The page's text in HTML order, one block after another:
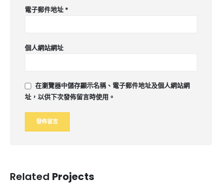
電子郵件地址 *
個人網站網址
在瀏覽器中儲存顯示名稱、電子郵件地址及個人網站網
址，以供下次發佈留言時使用。
Related Projects